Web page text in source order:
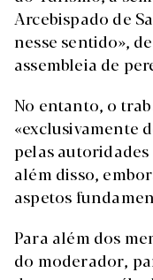
Arcebispado de
nesse sentido»,
assembleia de
No entanto, o
«exclusivamente
pelas
além disso,
aspetos
Para além dos
do moderador,